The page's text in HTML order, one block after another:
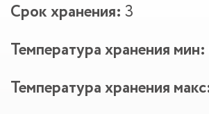
Срок хранения: 3
Температура хранения мин:
Температура хранения